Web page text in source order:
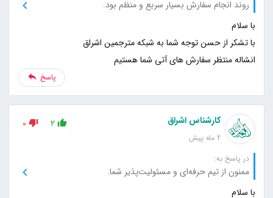
روند انجام سفارش بسیار سریع و منظم بود.
انشاله منتظر سفارش های آتی شما هستیم
پاسخ
کارشناس اشراق
2 ماه پیش
2
0
در پاسخ به:
ممنون از تیم حرفه‌ای و مسئولیت‌پذیر شما.